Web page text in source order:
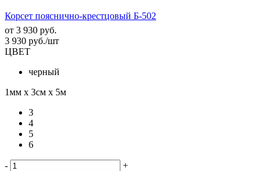
Корсет пояснично-крестцовый Б-502
от 3 930 руб.
3 930 руб./шт
ЦВЕТ
черный
1мм х 3см х 5м
3
4
5
6
-
+